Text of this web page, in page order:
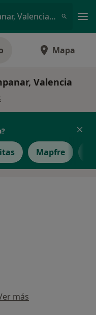
Cirujano Plástico • Campanar, Valencia, Valencia
Mapa
Valencia
Mapfre
más